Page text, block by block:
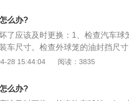
可以看到球笼的密封套是否破损
是很重要的，如果传动系统出现
摇摆一下球笼，看转动是否灵活
检查。
么办?
了应该及时更换：1、检查汽车球
车尺寸。检查外球笼的油封挡尺
看看内花键内卡簧槽是否正确，卡
等需要专用的设备才能检查。
28 15:44:04 阅读：3835
么办?